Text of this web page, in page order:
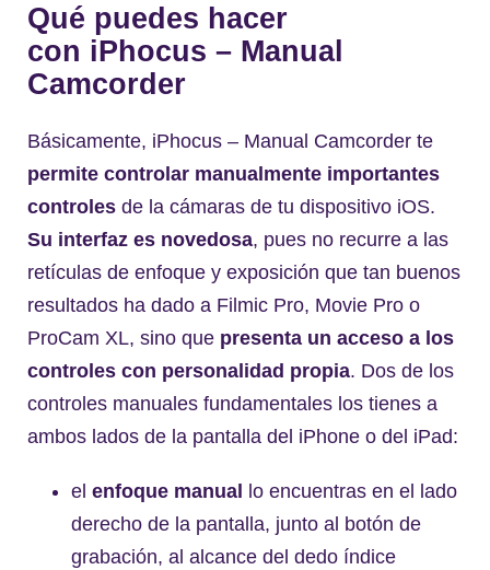
Qué puedes hacer
con iPhocus – Manual
Camcorder
Básicamente, iPhocus – Manual Camcorder te
permite controlar manualmente importantes
controles de la cámaras de tu dispositivo iOS.
Su interfaz es novedosa, pues no recurre a las
retículas de enfoque y exposición que tan buenos
resultados ha dado a Filmic Pro, Movie Pro o
ProCam XL, sino que presenta un acceso a los
controles con personalidad propia. Dos de los
controles manuales fundamentales los tienes a
ambos lados de la pantalla del iPhone o del iPad:
el enfoque manual
lo encuentras en el lado
derecho de la pantalla, junto al botón de
grabación, al alcance del dedo índice